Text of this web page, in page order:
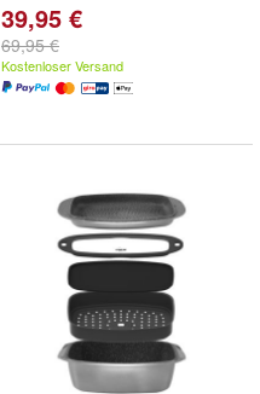
39,95 €
69,95 €
Kostenloser Versand